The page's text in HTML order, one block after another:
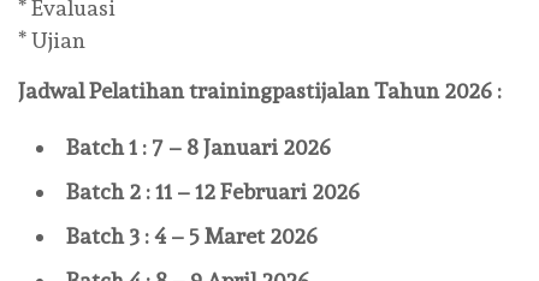
* Evaluasi
* Ujian
Jadwal PelatihantrainingpastijalanTahun 2026 :
Batch 1 : 7 – 8 Januari 2026
Batch 2 : 11 – 12 Februari 2026
Batch 3 : 4 – 5 Maret 2026